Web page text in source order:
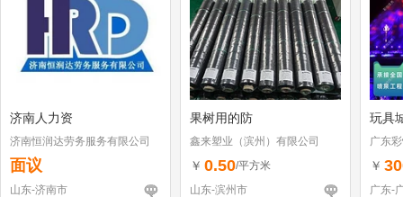
济南人力资
济南恒润达劳务服务有限公司
面议
山东-济南市
果树用的防
鑫来塑业（滨州）有限公司
￥ 0.50/平方米
山东-滨州市
玩具
广东
有限
￥
广东-